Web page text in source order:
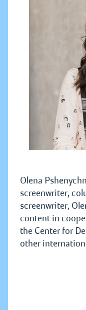
Olena
screenwriter,
screenwriter,
content in
the Center for
other